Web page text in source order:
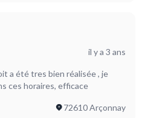
il y a 3 ans
a été tres bien réalisée , je
ces horaires, efficace
72610 Arçonnay